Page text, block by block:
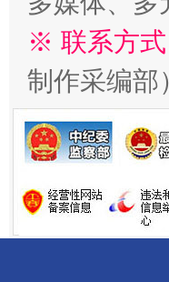
※ 联系方式
制作采编部